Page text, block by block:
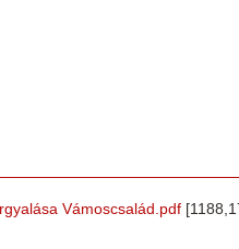
Vámoscsalád.pdf